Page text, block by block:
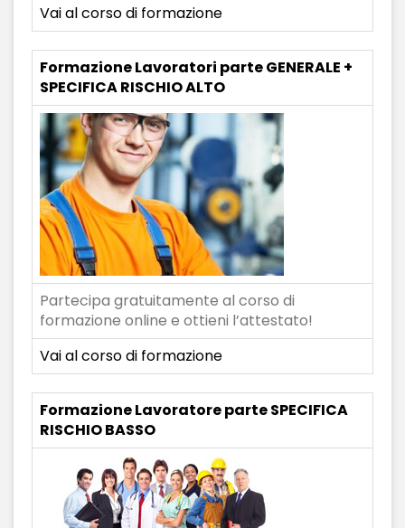
Vai al corso di formazione
Formazione Lavoratori parte GENERALE +
SPECIFICA RISCHIO ALTO
Partecipa gratuitamente al corso di
formazione online e ottieni l’attestato!
Vai al corso di formazione
Formazione Lavoratore parte SPECIFICA
RISCHIO BASSO